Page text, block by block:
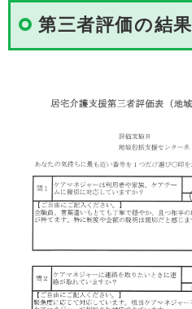
第三者評価の結果